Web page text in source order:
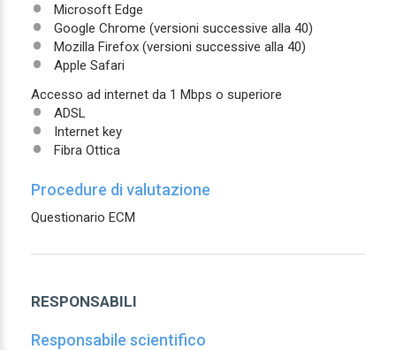
Microsoft Edge
Google Chrome (versioni successive alla 40)
Mozilla Firefox (versioni successive alla 40)
Apple Safari
Accesso ad internet da 1 Mbps o superiore
ADSL
Internet key
Fibra Ottica
Procedure di valutazione
Questionario ECM
RESPONSABILI
Responsabile scientifico